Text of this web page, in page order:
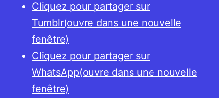
Cliquez pour partager sur
Tumblr(ouvre dans une nouvelle
fenêtre)
Cliquez pour partager sur
WhatsApp(ouvre dans une nouvelle
fenêtre)